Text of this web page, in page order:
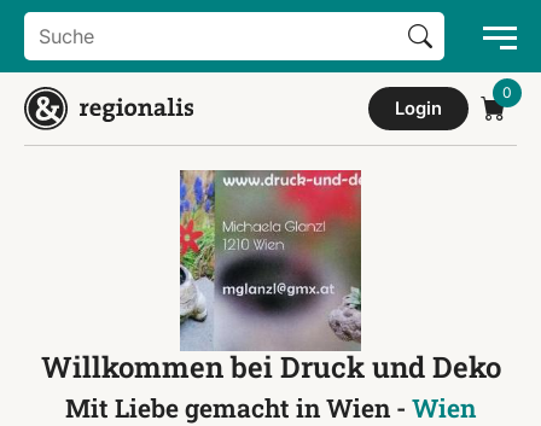
Search
for:
Search Button
Login
Willkommen bei Druck und Deko
Mit Liebe gemacht in Wien - Wien